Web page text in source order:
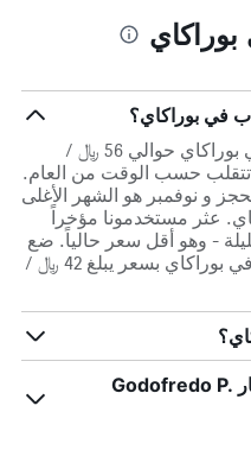
في بوراكاي؟
يبلغ متوسط سعر بيوت الشباب في بوراكاي حوالي 56 ﷼ /
تتقلب حسب الوقت من العام.
و نوفمبر هو الشهر الأغلى
عثر مستخدمونا مؤخراً
مقابل 28 ﷼ / الليلة - وهو أقل سعر حالياً. ضع
في اعتبارك أننا نعتبر أن أي مكان في بوراكاي بسعر يبلغ 42 ﷼ /
ما هو بيت الشباب الأقرب إلى مطار Godofredo P.